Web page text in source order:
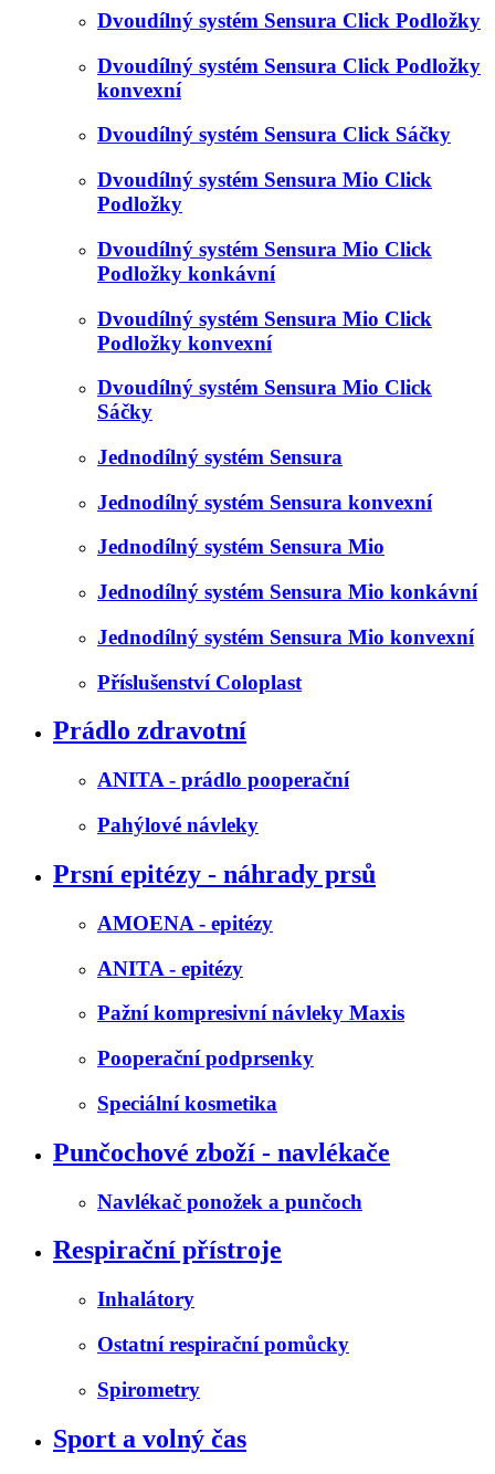
Dvoudílný systém Sensura Click Podložky
Dvoudílný systém Sensura Click Podložky
konvexní
Dvoudílný systém Sensura Click Sáčky
Dvoudílný systém Sensura Mio Click
Podložky
Dvoudílný systém Sensura Mio Click
Podložky konkávní
Dvoudílný systém Sensura Mio Click
Podložky konvexní
Dvoudílný systém Sensura Mio Click
Sáčky
Jednodílný systém Sensura
Jednodílný systém Sensura konvexní
Jednodílný systém Sensura Mio
Jednodílný systém Sensura Mio konkávní
Jednodílný systém Sensura Mio konvexní
Příslušenství Coloplast
Prádlo zdravotní
ANITA - prádlo pooperační
Pahýlové návleky
Prsní epitézy - náhrady prsů
AMOENA - epitézy
ANITA - epitézy
Pažní kompresivní návleky Maxis
Pooperační podprsenky
Speciální kosmetika
Punčochové zboží - navlékače
Navlékač ponožek a punčoch
Respirační přístroje
Inhalátory
Ostatní respirační pomůcky
Spirometry
Sport a volný čas